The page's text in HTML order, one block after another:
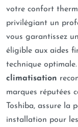
votre confort
privilégiant un
vous garantissez
éligible aux aides
technique
climatisation
marques réputées
Toshiba, assure la
installation pour